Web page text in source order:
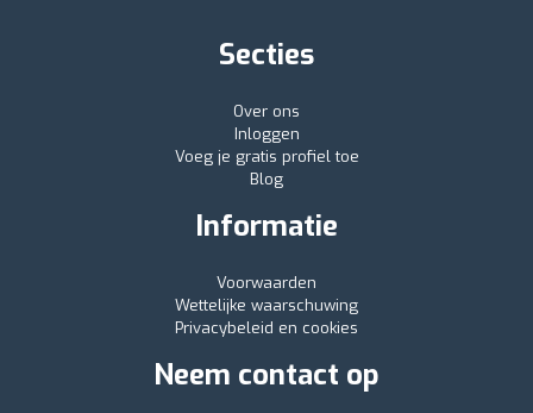
Secties
Over ons
Inloggen
Voeg je gratis profiel toe
Blog
Informatie
Voorwaarden
Wettelijke waarschuwing
Privacybeleid en cookies
Neem contact op